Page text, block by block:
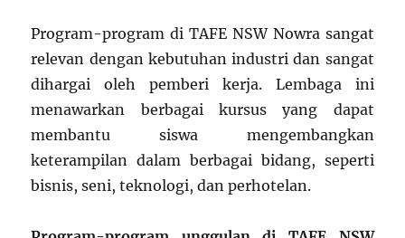
Program-program di TAFE NSW Nowra sangat
relevan dengan kebutuhan industri dan sangat
dihargai oleh pemberi kerja. Lembaga ini
menawarkan berbagai kursus yang dapat
membantu siswa mengembangkan
keterampilan dalam berbagai bidang, seperti
bisnis, seni, teknologi, dan perhotelan.